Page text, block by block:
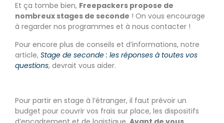
Et ça tombe bien, Freepackers propose de
nombreux stages de seconde ! On vous encourage
à regarder nos programmes et à nous contacter !
Pour encore plus de conseils et d’informations, notre
article, Stage de seconde : les réponses à toutes vos
questions, devrait vous aider.
Pour partir en stage à l’étranger, il faut prévoir un
budget pour couvrir vos frais sur place, les dispositifs